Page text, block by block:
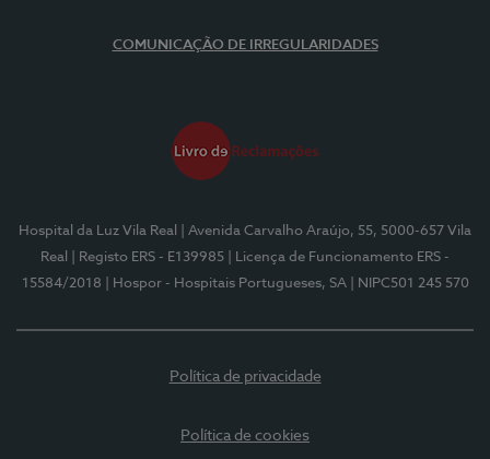
COMUNICAÇÃO DE IRREGULARIDADES
Hospital da Luz Vila Real
| Avenida Carvalho Araújo, 55, 5000-657 Vila
Real
| Registo ERS - E139985
| Licença de Funcionamento ERS -
15584/2018
| Hospor - Hospitais Portugueses, SA | NIPC501 245 570
Política de privacidade
Política de cookies